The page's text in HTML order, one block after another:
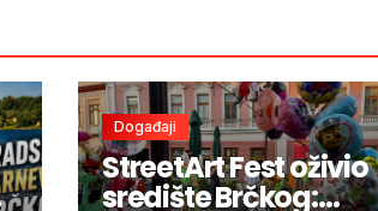
Događaji
StreetArt Fest oživio
središte Brčkog: